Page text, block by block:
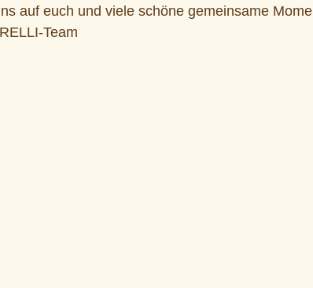
auf euch und viele schöne gemeinsame
Team